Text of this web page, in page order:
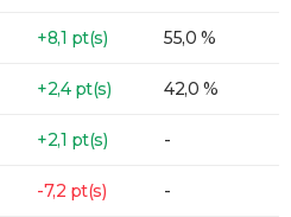
+8,1 pt(s) 55,0 %
+2,4 pt(s) 42,0 %
+2,1 pt(s) -
-7,2 pt(s) -